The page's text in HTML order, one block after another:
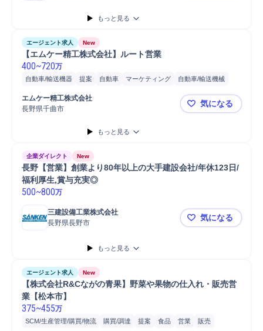
もっと見る
エージェント求人 New
【エムケー精工株式会社】ルート営業
400~720万
自動車/輸送機器 提案 自動車 マーケティング
自動車/輸送機械
家電製品 開発
法人営業
マネジメント 普通自動車
営業
エムケー精工株式会社
長野県千曲市
【エムケー
気になる
もっと見る
企業ダイレクト New
長野【営業】創業より80年以上の大手建設会社/年休123日/
福利厚生,賞与充実◎
500~800万
三建設備工業株式会社
長野県長野市
長野【営業
気になる
もっと見る
エージェント求人 New
【株式会社R&Cながの青果】野菜や果物の仕入れ・販売営
業【松本市】
375~455万
SCM/生産管理/購買/物流 購買/調達 提案 食品 営業
販売